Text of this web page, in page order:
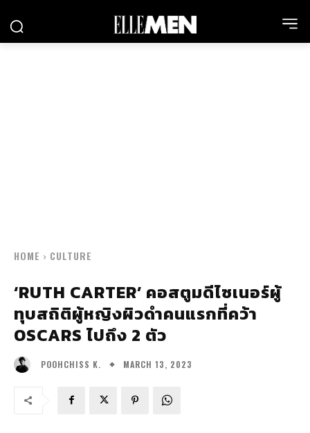
HOME CULTURE
‘RUTH CARTER’ คอสตูมดีไซเนอร์ผู้
ทุบสถิติผู้หญิงผิวดำคนแรกที่คว้า
OSCARS ไปถึง 2 ตัว
POOHCHISS K. MARCH 13, 2023